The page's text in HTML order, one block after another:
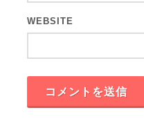
WEBSITE